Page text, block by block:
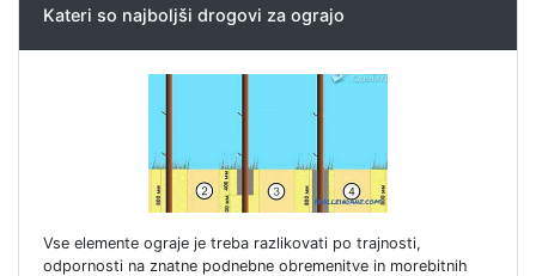
Kateri so najboljši drogovi za ograjo
Vse elemente ograje je treba razlikovati po trajnosti,
odpornosti na znatne podnebne obremenitve in morebitnih